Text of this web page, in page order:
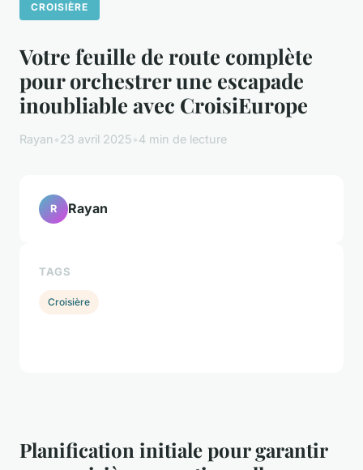
CROISIÈRE
Votre feuille de route complète
pour orchestrer une escapade
inoubliable avec CroisiEurope
Rayan •23 avril 2025•4 min de lecture
Planification initiale pour garantir
R Rayan
TAGS
Croisière